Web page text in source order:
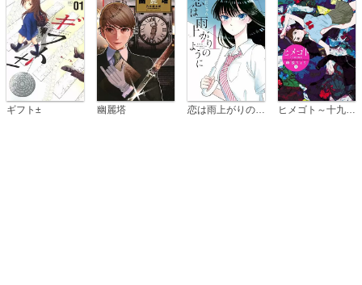
ギフト± 幽麗塔 ヒメゴト～十九歳の制服～